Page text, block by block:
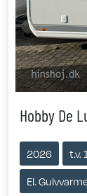
Hobby De
2026 t.v.
El.